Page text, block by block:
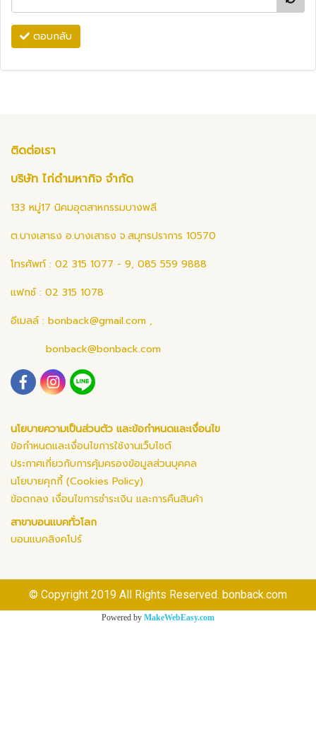
ตอบกลับ
ติดต่อเรา
บริษัท ไก่ดำมหากิจ จำกัด
133 หมู่17 นิคมอุตสาหกรรมบางพลี
ต.บางเสาธง อ.บางเสาธง จ.สมุทรปราการ 10570
โทรศัพท์ : 02 315 1077 - 9, 085 559 9888
แฟกซ์ : 02 315 1078
อีเมลล์ : bonback@gmail.com ,
bonback@bonback.com
นโยบายความเป็นส่วนตัว และข้อกำหนดและเงื่อนไข
ข้อกำหนดและเงื่อนไขการใช้งานเว็บไซต์
ประกาศเกี่ยวกับการคุ้มครองข้อมูลส่วนบุคคล
นโยบายคุกกี้ (Cookies Policy)
ข้อตกลง เงื่อนไขการชำระเงิน และการคืนสินค้า
สาขาบอนแบคทั่วโลก
บอนแบคสิงคโปร์
© Copyright 2019 All Rights Reserved. bonback.com
Powered by MakeWebEasy.com